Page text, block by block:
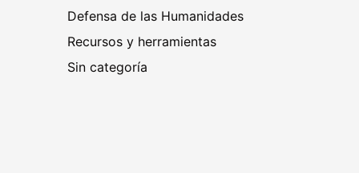
Defensa de las Humanidades
Recursos y herramientas
Sin categoría